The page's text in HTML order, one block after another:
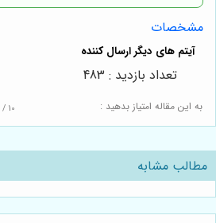
مشخصات
به این مقاله امتیاز بدهید : / 10
تعداد بازدید : 483
مطالب مشابه